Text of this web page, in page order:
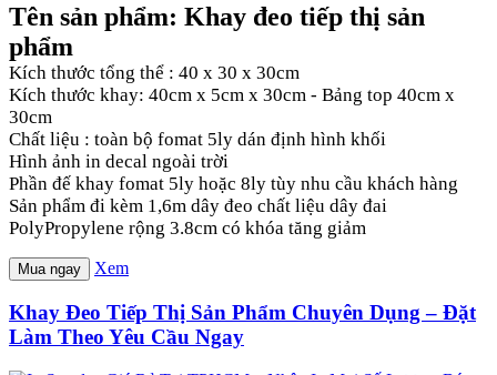
Tên sản phẩm: Khay đeo tiếp thị sản
phẩm
Kích thước tổng thể : 40 x 30 x 30cm
Kích thước khay: 40cm x 5cm x 30cm - Bảng top 40cm x
30cm
Chất liệu : toàn bộ fomat 5ly dán định hình khối
Hình ảnh in decal ngoài trời
Phần đế khay fomat 5ly hoặc 8ly tùy nhu cầu khách hàng
Sản phẩm đi kèm 1,6m dây đeo chất liệu dây đai
PolyPropylene rộng 3.8cm có khóa tăng giảm
Mua ngay Xem
Khay Đeo Tiếp Thị Sản Phẩm Chuyên Dụng – Đặt
Làm Theo Yêu Cầu Ngay